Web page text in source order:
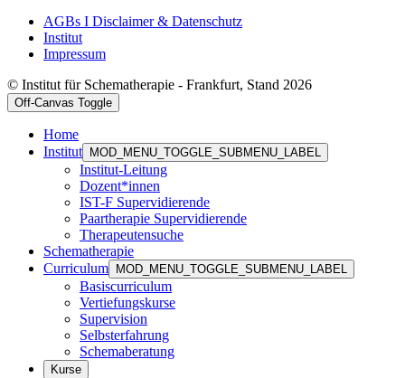
AGBs I Disclaimer & Datenschutz
Institut
Impressum
© Institut für Schematherapie - Frankfurt, Stand 2026
Off-Canvas Toggle
Home
Institut
MOD_MENU_TOGGLE_SUBMENU_LABEL
Institut-Leitung
Dozent*innen
IST-F Supervidierende
Paartherapie Supervidierende
Therapeutensuche
Schematherapie
Curriculum
MOD_MENU_TOGGLE_SUBMENU_LABEL
Basiscurriculum
Vertiefungskurse
Supervision
Selbsterfahrung
Schemaberatung
Kurse